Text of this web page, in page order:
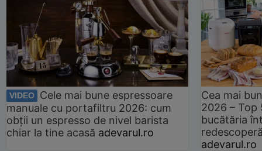
VIDEO
Cele mai bune espressoare
manuale cu portafiltru 2026: cum
obții un espresso de nivel barista
chiar la tine acasă adevarul.ro
Cea mai
2026 –
bucătăria
adevarul.ro